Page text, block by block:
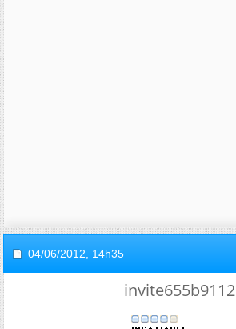
04/06/2012, 14h35
invite655b9112